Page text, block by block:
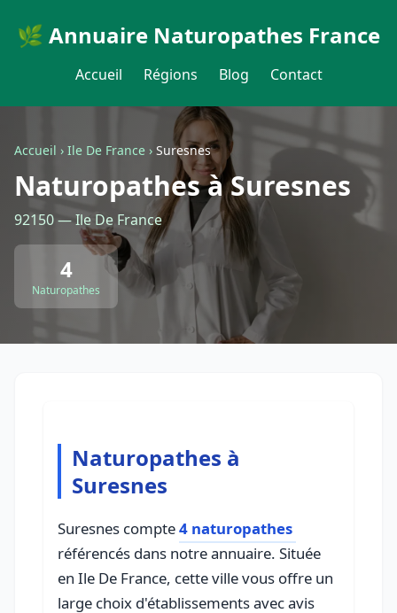
🌿 Annuaire Naturopathes France
Accueil Régions Blog Contact
Accueil › Ile De France › Suresnes
Naturopathes à Suresnes
92150 — Ile De France
4
Naturopathes
Naturopathes à
Suresnes
Suresnes compte4 naturopathes
référencés dans notre annuaire. Située
en Ile De France, cette ville vous offre un
large choix d'établissements avec avis